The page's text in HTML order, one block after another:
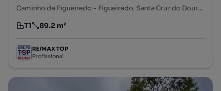
Caminho de Figueiredo - Figueiredo, Santa Cruz do Douro e São Tomé de Covelas, Baião, Porto
Tipologia
T1
Preço por metro quadrado
89.2 m²
RE/MAX TOP
Profissional